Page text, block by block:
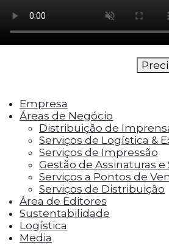
como os visitantes
cookies ajudam a fornecer
as métricas do número de
rejeição, origem do tráfego,
funcionalidades, como
conteúdo do site em
media, coletar feedbacks e
terceiros.
Cookies Marketing
Os cookies de marketing
entregar aos visitantes
personalizados com base
visitaram antes e analisar a
campanha publicitária.
Empresa
Áreas de Negócio
Distribuição de
Serviços de Logística &
Serviços de Impressão
Gestão de Assinaturas e
Serviços a Pontos de
Serviços de Distribuição
Área de Editores
Sustentabilidade
Logística
Media